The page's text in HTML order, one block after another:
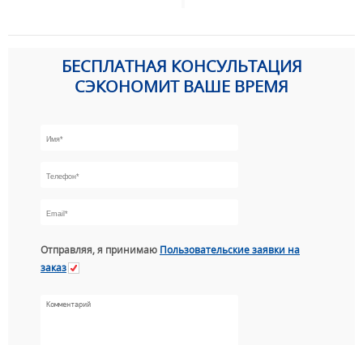
БЕСПЛАТНАЯ КОНСУЛЬТАЦИЯ
СЭКОНОМИТ ВАШЕ ВРЕМЯ
Отправляя, я принимаю Пользовательские заявки на
заказ